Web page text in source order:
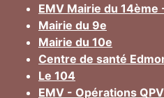
EMV Mairie du 14ème
Mairie du 9e
Mairie du 10e
Centre de santé
Le 104
EMV - Opérations